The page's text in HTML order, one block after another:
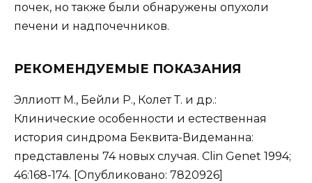
почек, но также были обнаружены опухоли
печени и надпочечников.
РЕКОМЕНДУЕМЫЕ ПОКАЗАНИЯ
Эллиотт М., Бейли Р., Колет Т. и др.:
Клинические особенности и естественная
история синдрома Беквита-Видеманна:
представлены 74 новых случая. Clin Genet 1994;
46:168-174. [Опубликовано: 7820926]